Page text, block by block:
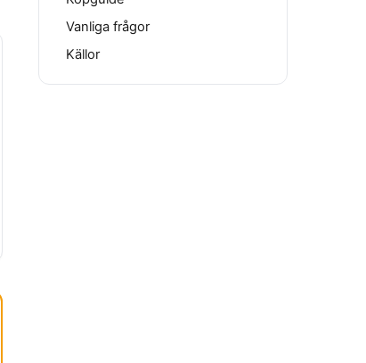
Vanliga frågor
Källor